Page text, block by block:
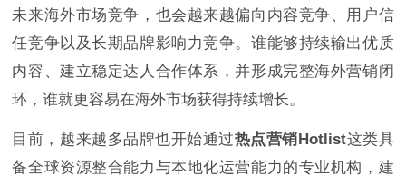
未来海外市场竞争，也会越来越偏向内容竞争、用户信
任竞争以及长期品牌影响力竞争。谁能够持续输出优质
内容、建立稳定达人合作体系，并形成完整海外营销闭
环，谁就更容易在海外市场获得持续增长。
目前，越来越多品牌也开始通过热点营销Hotlist这类具
备全球资源整合能力与本地化运营能力的专业机构，建